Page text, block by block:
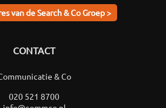
van de Search & Co Groep >
CONTACT
& Co
020 521 8700